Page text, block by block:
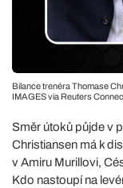
Bilance trenéra Thomase
IMAGES via Reuters
Směr útoků půjde v
Christiansen má k
v Amiru Murillovi,
Kdo nastoupí na